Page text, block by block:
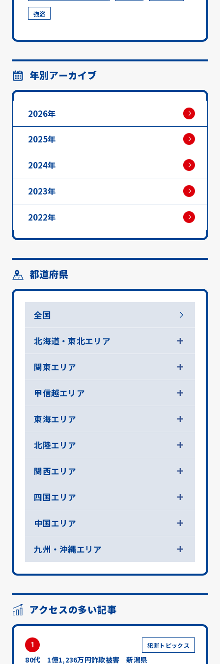
強盗
年別アーカイブ
2026年
2025年
2024年
2023年
2022年
都道府県
全国
北海道・東北エリア
関東エリア
甲信越エリア
東海エリア
北陸エリア
関西エリア
四国エリア
中国エリア
九州・沖縄エリア
アクセスの多い記事
1 犯罪トピックス
80代 1億1,236万円詐欺被害 新潟県